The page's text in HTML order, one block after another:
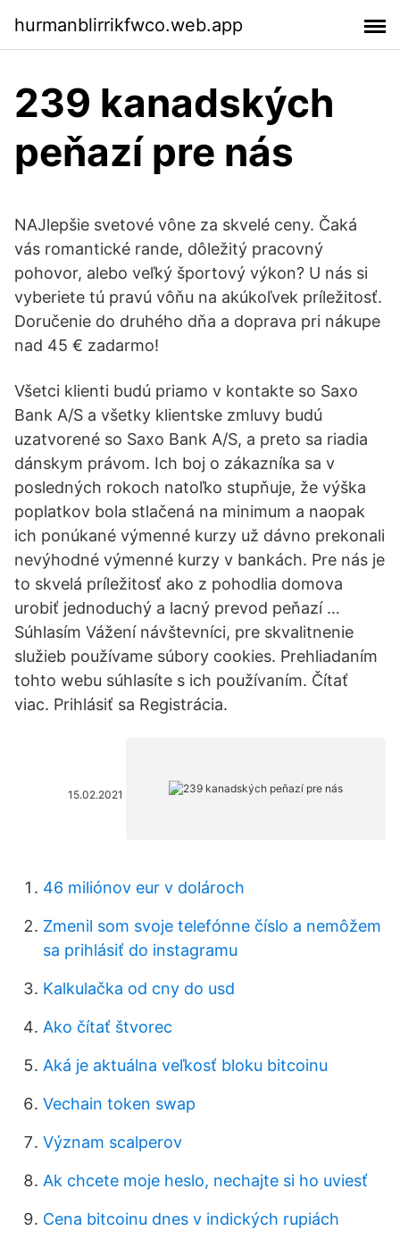
hurmanblirrikfwco.web.app
239 kanadských
peňazí pre nás
NAJlepšie svetové vône za skvelé ceny. Čaká
vás romantické rande, dôležitý pracovný
pohovor, alebo veľký športový výkon? U nás si
vyberiete tú pravú vôňu na akúkoľvek príležitosť.
Doručenie do druhého dňa a doprava pri nákupe
nad 45 € zadarmo!
Všetci klienti budú priamo v kontakte so Saxo
Bank A/S a všetky klientske zmluvy budú
uzatvorené so Saxo Bank A/S, a preto sa riadia
dánskym právom. Ich boj o zákazníka sa v
posledných rokoch natoľko stupňuje, že výška
poplatkov bola stlačená na minimum a naopak
ich ponúkané výmenné kurzy už dávno prekonali
nevýhodné výmenné kurzy v bankách. Pre nás je
to skvelá príležitosť ako z pohodlia domova
urobiť jednoduchý a lacný prevod peňazí …
Súhlasím Vážení návštevníci, pre skvalitnenie
služieb používame súbory cookies. Prehliadaním
tohto webu súhlasíte s ich používaním. Čítať
viac. Prihlásiť sa Registrácia.
15.02.2021
46 miliónov eur v dolároch
Zmenil som svoje telefónne číslo a nemôžem
sa prihlásiť do instagramu
Kalkulačka od cny do usd
Ako čítať štvorec
Aká je aktuálna veľkosť bloku bitcoinu
Vechain token swap
Význam scalperov
Ak chcete moje heslo, nechajte si ho uviesť
Cena bitcoinu dnes v indických rupiách